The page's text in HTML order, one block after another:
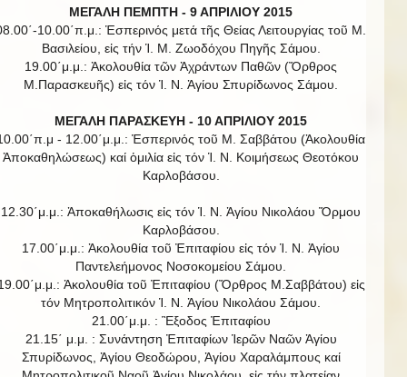
ΜΕΓΑΛΗ ΠΕΜΠΤΗ - 9 ΑΠΡΙΛΙΟΥ 2015
10.00΄π.μ.: Ἑσπερινός μετά τῆς Θείας Λειτουργίας τοῦ Μ.
Βασιλείου, εἰς τήν Ἱ. Μ. Ζωοδόχου Πηγῆς Σάμου.
19.00΄μ.μ.: Ἀκολουθία τῶν Ἀχράντων Παθῶν (Ὄρθρος
Μ.Παρασκευῆς) εἰς τόν Ἱ. Ν. Ἁγίου Σπυρίδωνος Σάμου.
ΜΕΓΑΛΗ ΠΑΡΑΣΚΕΥΗ - 10 ΑΠΡΙΛΙΟΥ 2015
- 12.00΄μ.μ.: Ἑσπερινός τοῦ Μ. Σαββάτου (Ἀκολουθία
Ἀποκαθηλώσεως) καί ὁμιλία εἰς τόν Ἱ. Ν. Κοιμήσεως Θεοτόκου
Καρλοβάσου.
12.30΄μ.μ.: Ἀποκαθήλωσις εἰς τόν Ἱ. Ν. Ἁγίου Νικολάου Ὅρμου
Καρλοβάσου.
17.00΄μ.μ.: Ἀκολουθία τοῦ Ἐπιταφίου εἰς τόν Ἱ. Ν. Ἁγίου
Παντελεήμονος Νοσοκομείου Σάμου.
Ἀκολουθία τοῦ Ἐπιταφίου (Ὄρθρος Μ.Σαββάτου) εἰς
τόν Μητροπολιτικόν Ἱ. Ν. Ἁγίου Νικολάου Σάμου.
21.00΄μ.μ. : Ἒξοδος Ἐπιταφίου
21.15΄ μ.μ. : Συνάντηση Ἐπιταφίων Ἱερῶν Ναῶν Ἀγίου
Σπυρίδωνος, Ἁγίου Θεοδώρου, Ἁγίου Χαραλάμπους καί